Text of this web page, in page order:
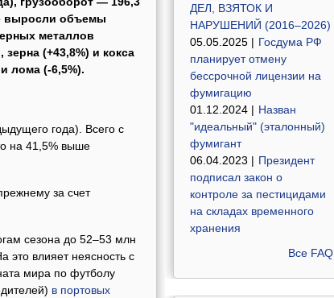
выросли объемы
металлов
(+43,8%) и кокса
лома (-6,5%).
года). Всего с
на 41,5% выше
за счет
сезона до 52–53 млн
это влияет неясность с
мира по футболу
в портовых
ДЕЛ, ВЗЯТОК И
НАРУШЕНИЙ (2016–2026)
05.05.2025 | Госдума РФ
планирует отмену
бессрочной лицензии на
фумигацию
01.12.2024 | Назван
"идеальный" (эталонный)
фумигант
06.04.2023 | Президент
подписал закон о
контроле за пестицидами
на складах временного
хранения
Все FAQ